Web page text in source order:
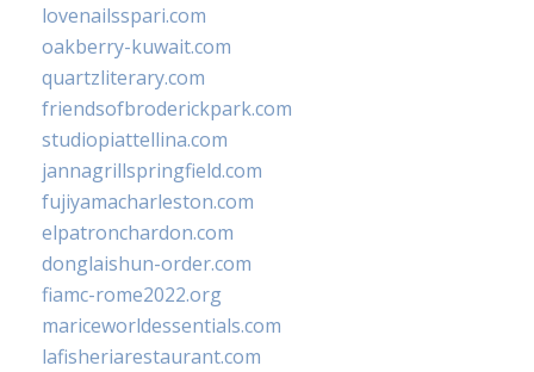
lovenailsspari.com
oakberry-kuwait.com
quartzliterary.com
friendsofbroderickpark.com
studiopiattellina.com
jannagrillspringfield.com
fujiyamacharleston.com
elpatronchardon.com
donglaishun-order.com
fiamc-rome2022.org
mariceworldessentials.com
lafisheriarestaurant.com